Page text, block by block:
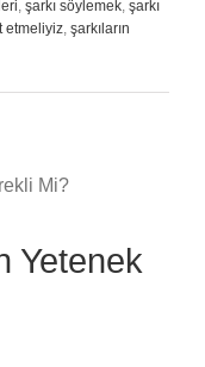
şarkı söylemek şarkı
etmeliyiz şarkıların
Yetenek